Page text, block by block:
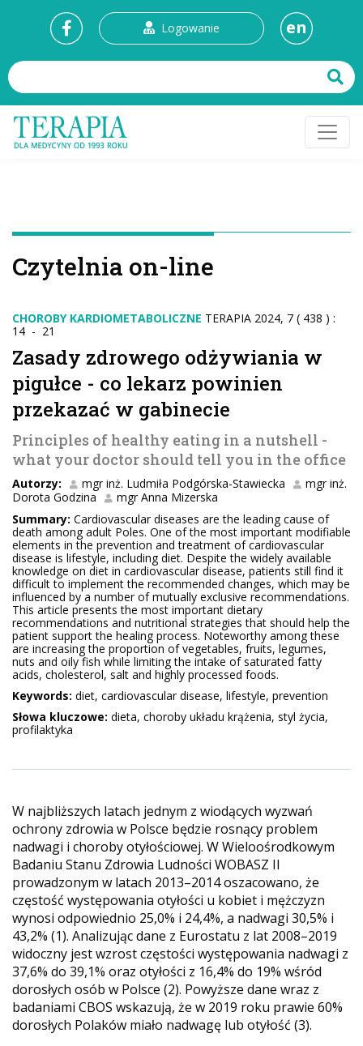
Logowanie en
Czytelnia on-line
CHOROBY KARDIOMETABOLICZNE TERAPIA 2024, 7 ( 438 ) :
14 - 21
Zasady zdrowego odżywiania w
pigułce - co lekarz powinien
przekazać w gabinecie
Principles of healthy eating in a nutshell -
what your doctor should tell you in the office
Autorzy: mgr inż. Ludmiła Podgórska-Stawiecka
mgr inż.
Dorota Godzina
mgr Anna Mizerska
Summary: Cardiovascular diseases are the leading cause of
death among adult Poles. One of the most important modifiable
elements in the prevention and treatment of cardiovascular
disease is lifestyle, including diet. Despite the widely available
knowledge on diet in cardiovascular disease, patients still find it
difficult to implement the recommended changes, which may be
influenced by a number of mutually exclusive recommendations.
This article presents the most important dietary
recommendations and nutritional strategies that should help the
patient support the healing process. Noteworthy among these
are increasing the proportion of vegetables, fruits, legumes,
nuts and oily fish while limiting the intake of saturated fatty
acids, cholesterol, salt and highly processed foods.
Keywords: diet, cardiovascular disease, lifestyle, prevention
Słowa kluczowe: dieta, choroby układu krążenia, styl życia,
profilaktyka
W najbliższych latach jednym z wiodących wyzwań
ochrony zdrowia w Polsce będzie rosnący problem
nadwagi i choroby otyłościowej. W Wieloośrodkowym
Badaniu Stanu Zdrowia Ludności WOBASZ II
prowadzonym w latach 2013–2014 oszacowano, że
częstość występowania otyłości u kobiet i mężczyzn
wynosi odpowiednio 25,0% i 24,4%, a nadwagi 30,5% i
43,2% (1). Analizując dane z Eurostatu z lat 2008–2019
widoczny jest wzrost częstości występowania nadwagi z
37,6% do 39,1% oraz otyłości z 16,4% do 19% wśród
dorosłych osób w Polsce (2). Powyższe dane wraz z
badaniami CBOS wskazują, że w 2019 roku prawie 60%
dorosłych Polaków miało nadwagę lub otyłość (3).